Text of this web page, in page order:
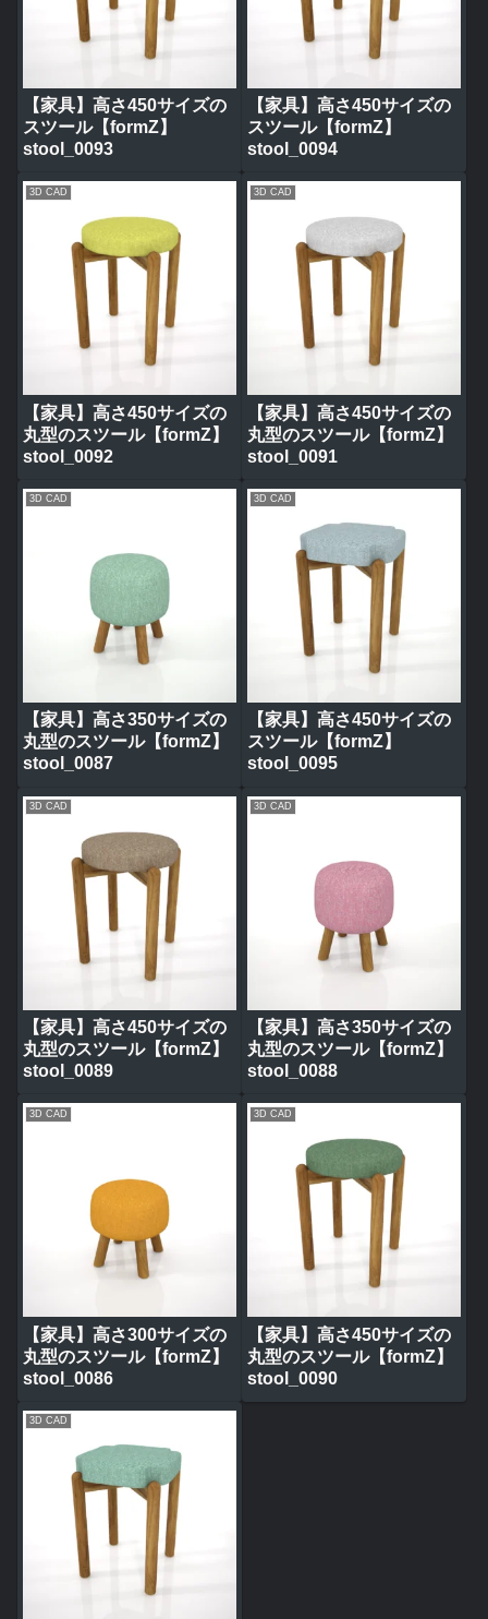
【家具】高さ450サイズの
スツール【formZ】
stool_0093
【家具】高さ450サイズの
スツール【formZ】
stool_0094
3D CAD
【家具】高さ450サイズの
丸型のスツール【formZ】
stool_0092
3D CAD
【家具】高さ450サイズの
丸型のスツール【formZ】
stool_0091
3D CAD
【家具】高さ350サイズの
丸型のスツール【formZ】
stool_0087
3D CAD
【家具】高さ450サイズの
スツール【formZ】
stool_0095
3D CAD
【家具】高さ450サイズの
丸型のスツール【formZ】
stool_0089
3D CAD
【家具】高さ350サイズの
丸型のスツール【formZ】
stool_0088
3D CAD
【家具】高さ300サイズの
丸型のスツール【formZ】
stool_0086
3D CAD
【家具】高さ450サイズの
丸型のスツール【formZ】
stool_0090
3D CAD